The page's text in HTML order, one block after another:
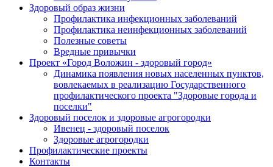
Здоровый образ жизни
Профилактика инфекционных заболеваний
Профилактика неинфекционных заболеваний
Полезные советы
Вредные привычки
Проект «Город Воложин - здоровый город»
Динамика появления новых населенных пунктов,
вовлекаемых в реализацию Государственного
профилактического проекта "Здоровые города и
поселки"
Здоровый поселок и здоровые агрогородки
Ивенец - здоровый поселок
Здоровые агрогородки
Профилактические проекты
Контакты